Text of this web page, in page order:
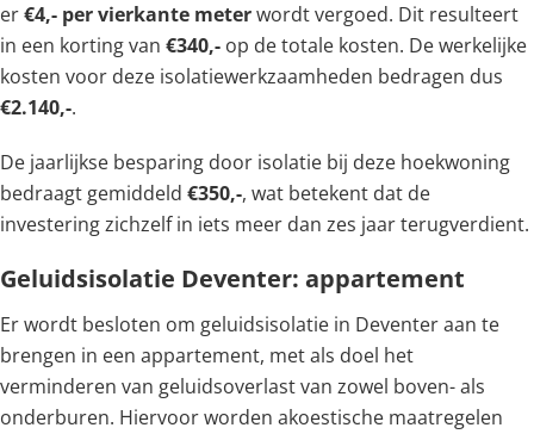
er€4,- per vierkante meterwordt vergoed. Dit resulteert
in een korting van €340,- op de totale kosten. De werkelijke
kosten voor deze isolatiewerkzaamheden bedragen dus
€2.140,-.
De jaarlijkse besparing door isolatie bij deze hoekwoning
bedraagt gemiddeld €350,-, wat betekent dat de
investering zichzelf in iets meer dan zes jaar terugverdient.
Geluidsisolatie Deventer: appartement
Er wordt besloten om geluidsisolatie in Deventer aan te
brengen in een appartement, met als doel het
verminderen van geluidsoverlast van zowel boven- als
onderburen. Hiervoor worden akoestische maatregelen